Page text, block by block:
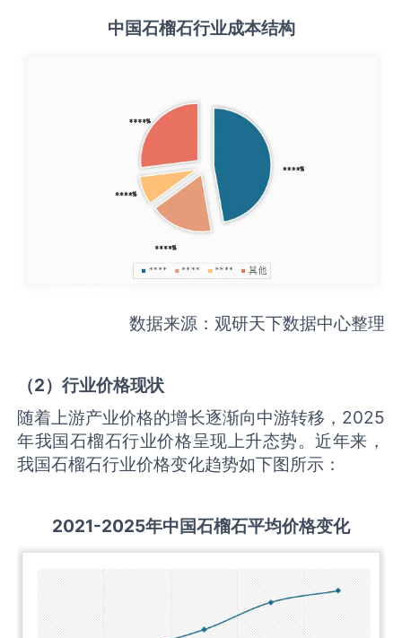
中国石榴石行业成本结构
数据来源：观研天下数据中心整理
（2）行业价格现状
随着上游产业价格的增长逐渐向中游转移，2025
年我国石榴石行业价格呈现上升态势。近年来，
我国石榴石行业价格变化趋势如下图所示：
2021-2025年中国石榴石平均价格变化